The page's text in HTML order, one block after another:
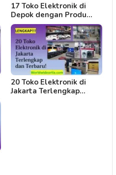
17 Toko Elektronik di
Depok dengan Produ…
20 Toko Elektronik di
Jakarta Terlengkap…